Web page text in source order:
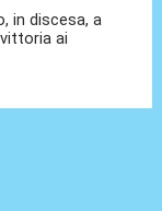
in discesa, a
ai